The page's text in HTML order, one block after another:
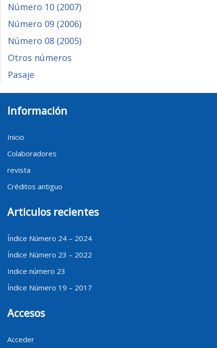
Número 10 (2007)
Número 09 (2006)
Número 08 (2005)
Otros números
Pasaje
Información
Inicio
Colaboradores
revista
Créditos antiguo
Articulos recientes
Índice Número 24 – 2024
Índice Número 23 – 2022
Indice número 23
Índice Número 19 – 2017
Accesos
Acceder